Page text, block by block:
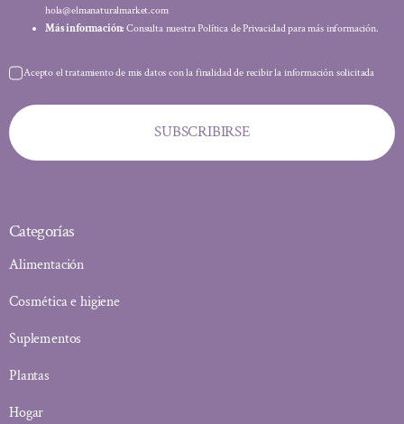
hola@elmanaturalmarket.com
Más información: Consulta nuestra Política de Privacidad para más información.
Acepto el tratamiento de mis datos con la finalidad de recibir la información solicitada
SUBSCRIBIRSE
Categorías
Alimentación
Cosmética e higiene
Suplementos
Plantas
Hogar